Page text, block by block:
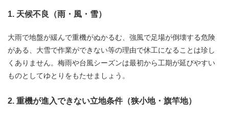
1. 天候不良（雨・風・雪）
大雨で地盤が緩んで重機がぬかるむ、強風で足場が倒壊する危険
がある、大雪で作業ができない等の理由で休工になることは珍し
くありません。梅雨や台風シーズンは最初から工期が延びやすい
ものとしてゆとりをもたせましょう。
2. 重機が進入できない立地条件（狭小地・旗竿地）